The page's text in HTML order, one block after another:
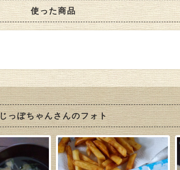
使った商品
じっぽちゃんさんのフォト